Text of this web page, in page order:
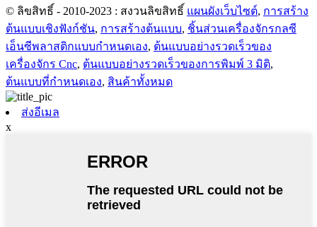
© ลิขสิทธิ์ - 2010-2023 : สงวนลิขสิทธิ์ แผนผังเว็บไซต์, การสร้าง
ต้นแบบเชิงฟังก์ชัน, การสร้างต้นแบบ, ชิ้นส่วนเครื่องจักรกลซี
เอ็นซีพลาสติกแบบกำหนดเอง, ต้นแบบอย่างรวดเร็วของ
เครื่องจักร Cnc, ต้นแบบอย่างรวดเร็วของการพิมพ์ 3 มิติ,
ต้นแบบที่กำหนดเอง, สินค้าทั้งหมด
ส่งอีเมล
x